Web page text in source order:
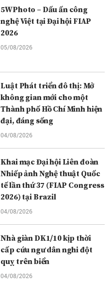
5WPhoto – Dấu ấn công
nghệ Việt tại Đại hội FIAP
2026
05/08/2026
Luật Phát triển đô thị: Mở
không gian mới cho một
Thành phố Hồ Chí Minh hiện
đại, đáng sống
04/08/2026
Khai mạc Đại hội Liên đoàn
Nhiếp ảnh Nghệ thuật Quốc
tế lần thứ 37 (FIAP Congress
2026) tại Brazil
04/08/2026
Nhà giàn DK1/10 kịp thời
cấp cứu ngư dân nghi đột
quỵ trên biển
04/08/2026